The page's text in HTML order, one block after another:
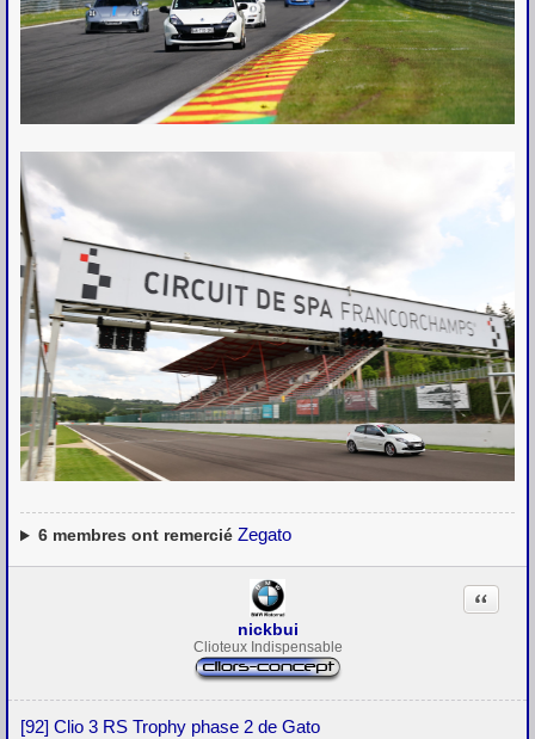
6membres ont remercié Zegato
nickbui
Clioteux Indispensable
[92] Clio 3 RS Trophy phase 2 de Gato
Citation